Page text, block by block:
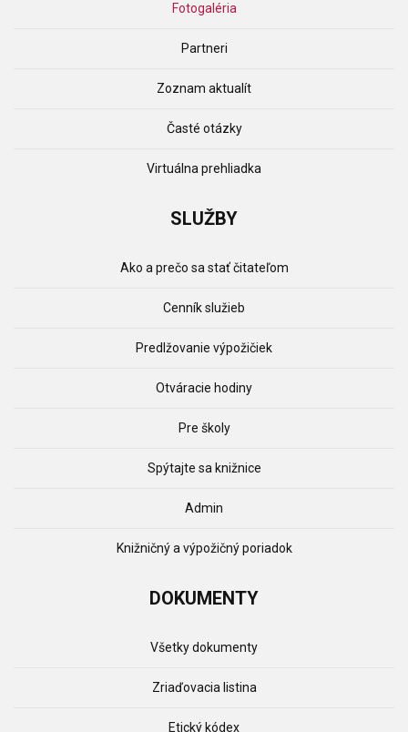
Fotogaléria
Partneri
Zoznam aktualít
Časté otázky
Virtuálna prehliadka
SLUŽBY
Ako a prečo sa stať čitateľom
Cenník služieb
Predlžovanie výpožičiek
Otváracie hodiny
Pre školy
Spýtajte sa knižnice
Admin
Knižničný a výpožičný poriadok
DOKUMENTY
Všetky dokumenty
Zriaďovacia listina
Etický kódex